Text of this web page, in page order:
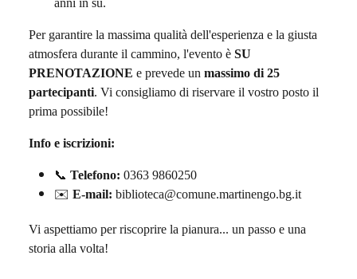
Per garantire la massima qualità dell'esperienza e la giusta
atmosfera durante il cammino, l'evento è SU
PRENOTAZIONE e prevede un massimo di 25
partecipanti. Vi consigliamo di riservare il vostro posto il
prima possibile!
Info e iscrizioni:
📞 Telefono: 0363 9860250
✉️ E-mail: biblioteca@comune.martinengo.bg.it
Vi aspettiamo per riscoprire la pianura... un passo e una
storia alla volta!